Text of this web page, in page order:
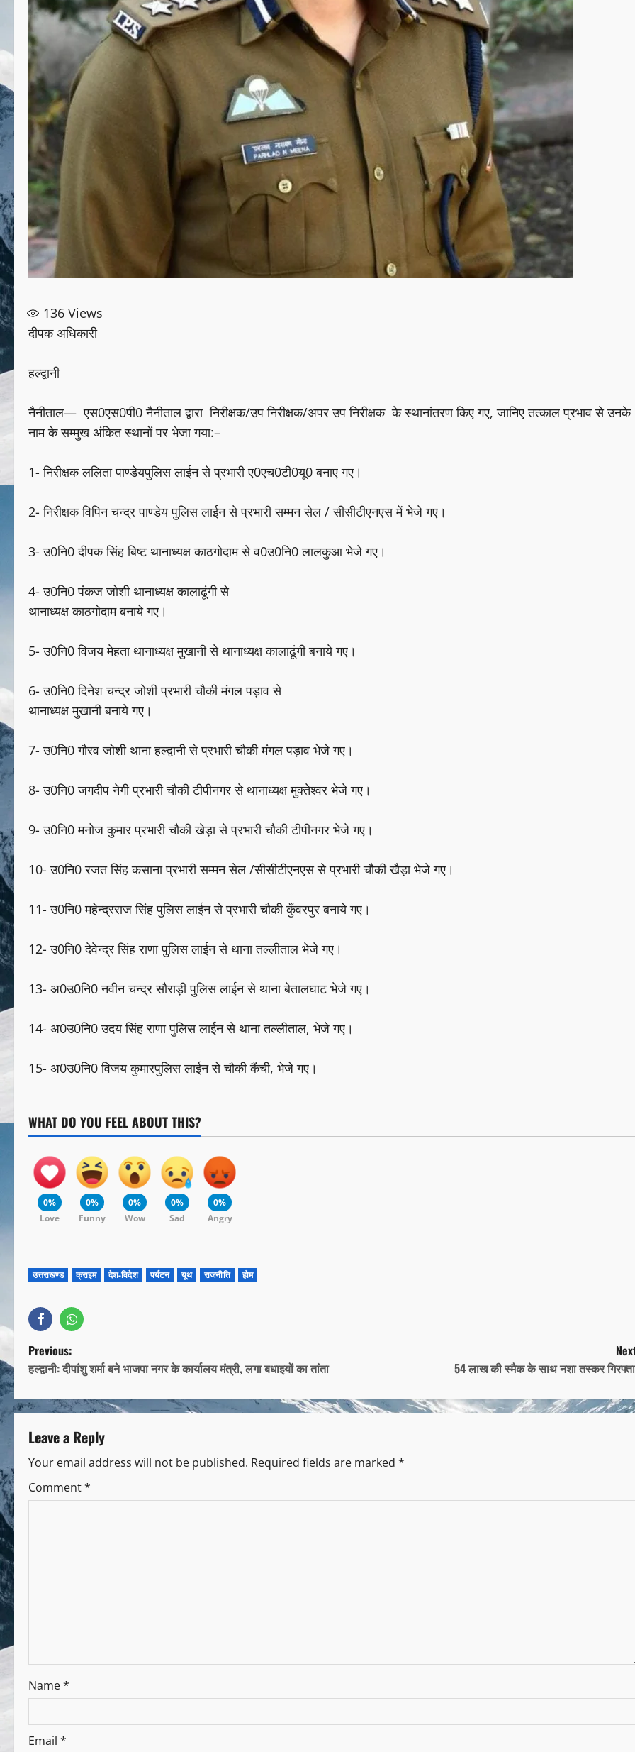
136 Views
दीपक अधिकारी
हल्द्वानी
नैनीताल— एस0एस0पी0 नैनीताल द्वारा निरीक्षक/उप निरीक्षक/अपर उप निरीक्षक के स्थानांतरण किए गए, जानिए तत्काल प्रभाव से उनके
नाम के सम्मुख अंकित स्थानों पर भेजा गया:–
1- निरीक्षक ललिता पाण्डेयपुलिस लाईन से प्रभारी ए0एच0टी0यू0 बनाए गए।
2- निरीक्षक विपिन चन्द्र पाण्डेय पुलिस लाईन से प्रभारी सम्मन सेल / सीसीटीएनएस में भेजे गए।
3- उ0नि0 दीपक सिंह बिष्ट थानाध्यक्ष काठगोदाम से व0उ0नि0 लालकुआ भेजे गए।
4- उ0नि0 पंकज जोशी थानाध्यक्ष कालाढूंगी से
थानाध्यक्ष काठगोदाम बनाये गए।
5- उ0नि0 विजय मेहता थानाध्यक्ष मुखानी से थानाध्यक्ष कालाढूंगी बनाये गए।
6- उ0नि0 दिनेश चन्द्र जोशी प्रभारी चौकी मंगल पड़ाव से
थानाध्यक्ष मुखानी बनाये गए।
7- उ0नि0 गौरव जोशी थाना हल्द्वानी से प्रभारी चौकी मंगल पड़ाव भेजे गए।
8- उ0नि0 जगदीप नेगी प्रभारी चौकी टीपीनगर से थानाध्यक्ष मुक्तेश्वर भेजे गए।
9- उ0नि0 मनोज कुमार प्रभारी चौकी खेड़ा से प्रभारी चौकी टीपीनगर भेजे गए।
10- उ0नि0 रजत सिंह कसाना प्रभारी सम्मन सेल /सीसीटीएनएस से प्रभारी चौकी खैड़ा भेजे गए।
11- उ0नि0 महेन्द्रराज सिंह पुलिस लाईन से प्रभारी चौकी कुँवरपुर बनाये गए।
12- उ0नि0 देवेन्द्र सिंह राणा पुलिस लाईन से थाना तल्लीताल भेजे गए।
13- अ0उ0नि0 नवीन चन्द्र सौराड़ी पुलिस लाईन से थाना बेतालघाट भेजे गए।
14- अ0उ0नि0 उदय सिंह राणा पुलिस लाईन से थाना तल्लीताल, भेजे गए।
15- अ0उ0नि0 विजय कुमारपुलिस लाईन से चौकी कैंची, भेजे गए।
WHAT DO YOU FEEL ABOUT THIS?
0%
Love
0%
Funny
0%
Wow
0%
Sad
0%
Angry
उत्तराखण्ड क्राइम देश-विदेश पर्यटन यूथ राजनीति होम
Previous:
हल्द्वानी: दीपांशु शर्मा बने भाजपा नगर के कार्यालय मंत्री, लगा बधाइयों का तांता
54 लाख की स्मैक के साथ नशा तस्कर
Leave a Reply
Your email address will not be published. Required fields are marked *
Comment*
Name*
Email *